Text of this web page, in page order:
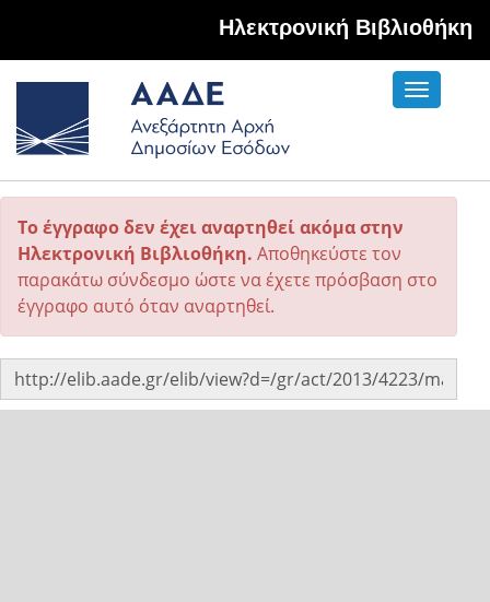
Hλεκτρονική Βιβλιοθήκη
Toggle
Το έγγραφο δεν έχει αναρτηθεί ακόμα στην
Ηλεκτρονική Βιβλιοθήκη. Αποθηκεύστε τον
παρακάτω σύνδεσμο ώστε να έχετε πρόσβαση στο
έγγραφο αυτό όταν αναρτηθεί.